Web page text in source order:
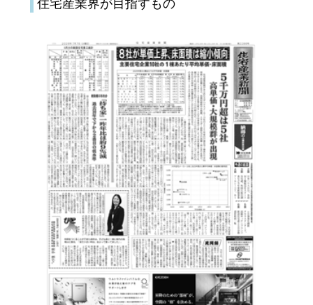
住宅産業界が目指すもの